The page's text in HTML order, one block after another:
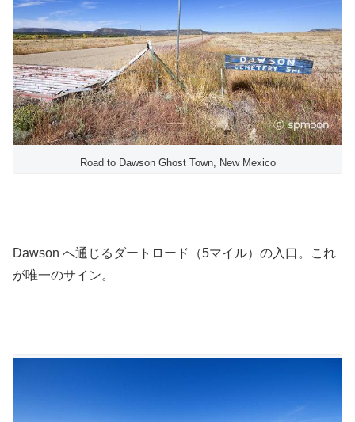
Road to Dawson Ghost Town, New Mexico
Dawson へ通じるダートロード（5マイル）の入口。これ
が唯一のサイン。